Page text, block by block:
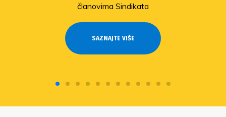
članovima Sindikata
SAZNAJTE VIŠE